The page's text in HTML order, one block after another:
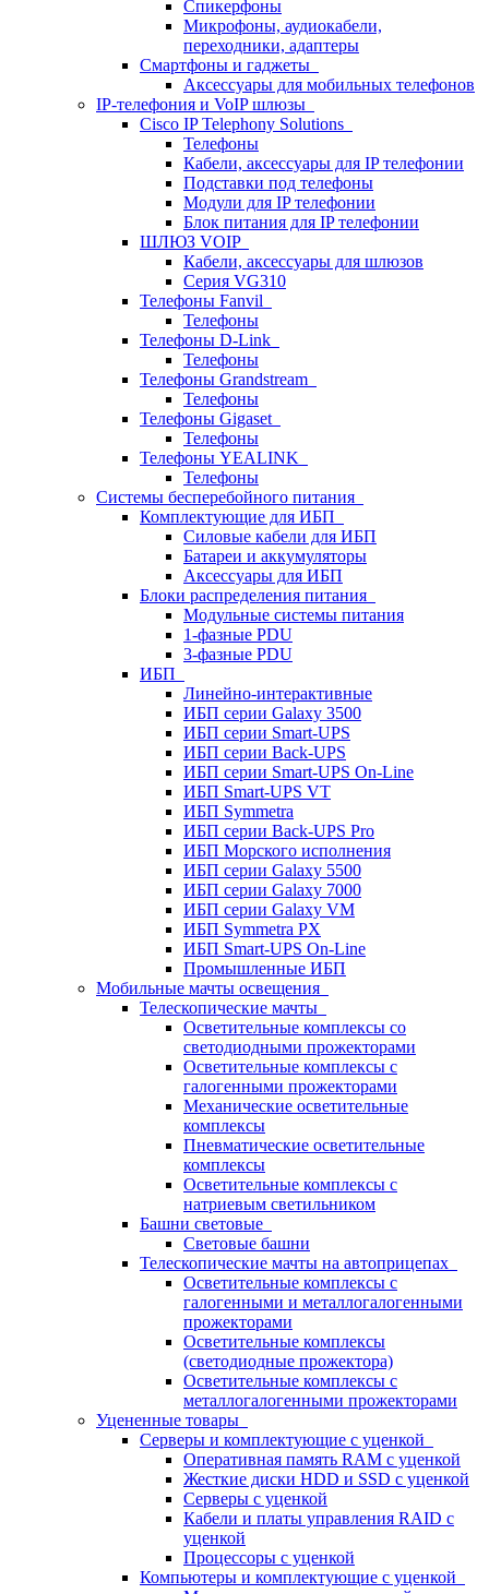
Спикерфоны
Микрофоны, аудиокабели,
переходники, адаптеры
Смартфоны и гаджеты
Аксессуары для мобильных телефонов
IP-телефония и VoIP шлюзы
Cisco IP Telephony Solutions
Телефоны
Кабели, аксессуары для IP телефонии
Подставки под телефоны
Модули для IP телефонии
Блок питания для IP телефонии
ШЛЮЗ VOIP
Кабели, аксессуары для шлюзов
Серия VG310
Телефоны Fanvil
Телефоны
Телефоны D-Link
Телефоны
Телефоны Grandstream
Телефоны
Телефоны Gigaset
Телефоны
Телефоны YEALINK
Телефоны
Системы бесперебойного питания
Комплектующие для ИБП
Силовые кабели для ИБП
Батареи и аккумуляторы
Аксессуары для ИБП
Блоки распределения питания
Модульные системы питания
1-фазные PDU
3-фазные PDU
ИБП
Линейно-интерактивные
ИБП серии Galaxy 3500
ИБП серии Smart-UPS
ИБП серии Back-UPS
ИБП серии Smart-UPS On-Line
ИБП Smart-UPS VT
ИБП Symmetra
ИБП серии Back-UPS Pro
ИБП Морского исполнения
ИБП серии Galaxy 5500
ИБП серии Galaxy 7000
ИБП серии Galaxy VM
ИБП Symmetra PX
ИБП Smart-UPS On-Line
Промышленные ИБП
Мобильные мачты освещения
Телескопические мачты
Осветительные комплексы со
светодиодными прожекторами
Осветительные комплексы с
галогенными прожекторами
Механические осветительные
комплексы
Пневматические осветительные
комплексы
Осветительные комплексы с
натриевым светильником
Башни световые
Световые башни
Телескопические мачты на автоприцепах
Осветительные комплексы с
галогенными и металлогалогенными
прожекторами
Осветительные комплексы
(светодиодные прожектора)
Осветительные комплексы с
металлогалогенными прожекторами
Уцененные товары
Серверы и комплектующие с уценкой
Оперативная память RAM с уценкой
Жесткие диски HDD и SSD с уценкой
Серверы с уценкой
Кабели и платы управления RAID с
уценкой
Процессоры с уценкой
Компьютеры и комплектующие с уценкой